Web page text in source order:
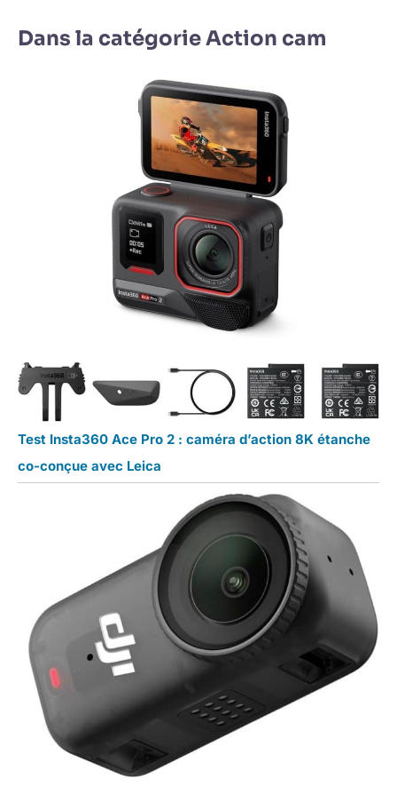
Dans la catégorie Action cam
Test Insta360 Ace Pro 2 : caméra d’action 8K étanche
co-conçue avec Leica